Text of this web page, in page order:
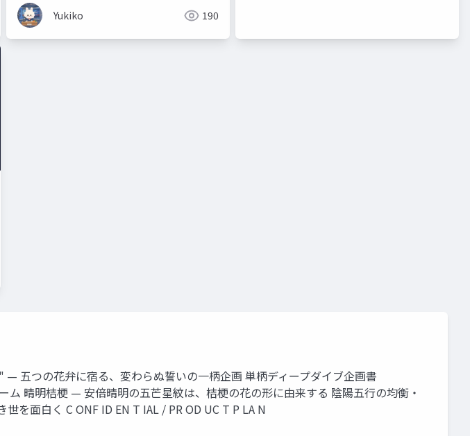
Yukiko 190
— 五つの花弁に宿る、変わらぬ誓いの一柄企画 単柄ディープダイブ企画書
ム 晴明桔梗 — 安倍晴明の五芒星紋は、桔梗の花の形に由来する 陰陽五行の均衡・
を面白く C ONF ID EN T IAL / PR OD UC T P LA N